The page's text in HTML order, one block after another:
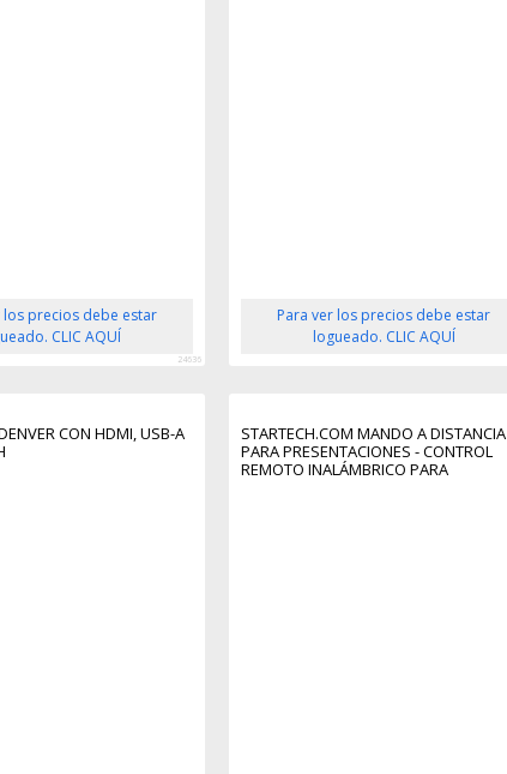
los precios debe estar
CLIC AQUÍ
24636
Para ver los precios debe estar
logueado. CLIC AQUÍ
CON HDMI, USB-A
STARTECH.COM MANDO A DISTANCIA
PARA PRESENTACIONES - CONTROL
REMOTO INALÁMBRICO PARA